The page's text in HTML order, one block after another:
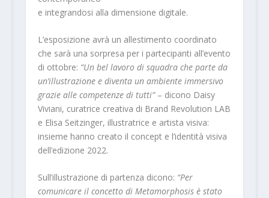
e integrandosi alla dimensione digitale.
L’esposizione avrà un allestimento coordinato
che sarà una sorpresa per i partecipanti all’evento
di ottobre: “Un bel lavoro di squadra che parte da
un’illustrazione e diventa un ambiente immersivo
grazie alle competenze di tutti”– dicono Daisy
Viviani, curatrice creativa di Brand Revolution LAB
e Elisa Seitzinger, illustratrice e artista visiva:
insieme hanno creato il concept e l’identità visiva
dell’edizione 2022.
Sull’illustrazione di partenza dicono: “Per
comunicare il concetto di Metamorphosis è stato